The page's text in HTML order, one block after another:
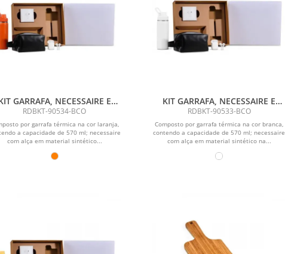
GARRAFA, NECESSAIRE E
FONE - 3 PÇS
RDBKT-90534-BCO
por garrafa térmica na cor laranja,
a capacidade de 570 ml; necessaire
com alça em material sintético...
KIT GARRAFA, NECESSAIRE E
FONE - 3 PÇS
RDBKT-90533-BCO
Composto por garrafa térmica na cor branca,
contendo a capacidade de 570 ml; necessaire
com alça em material sintético na...